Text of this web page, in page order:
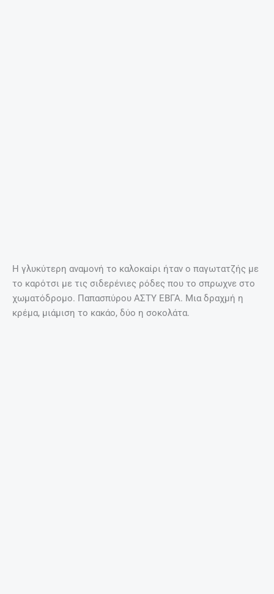
Η γλυκύτερη αναμονή το καλοκαίρι ήταν ο παγωτατζής με
το καρότσι με τις σιδερένιες ρόδες που το σπρωχνε στο
χωματόδρομο. Παπασπύρου ΑΣΤΥ ΕΒΓΑ. Μια δραχμή η
κρέμα, μιάμιση το κακάο, δύο η σοκολάτα.